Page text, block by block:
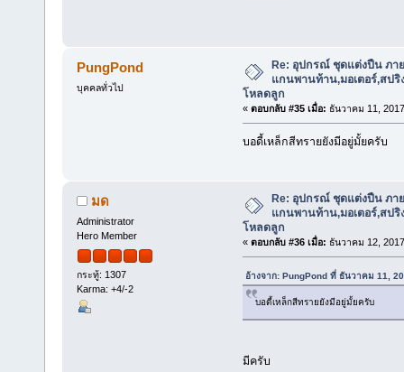
PungPond
บุคคลทั่วไป
Re: อุปกรณ์ ชุดแต่งปืน ภา
แกนพานท้าน,มอเตอร์,สปริ
โหลดลูก
« ตอบกลับ #35 เมื่อ: ธันวาคม 11,
บอดี้เหล็กสีทรายยังมีอยู่มั้ยครับ
มด
Administrator
Hero Member
กระทู้: 1307
Karma: +4/-2
Re: อุปกรณ์ ชุดแต่งปืน ภา
แกนพานท้าน,มอเตอร์,สปริ
โหลดลูก
« ตอบกลับ #36 เมื่อ: ธันวาคม 12,
อ้างจาก: PungPond ที่ ธันวาคม 11,
บอดี้เหล็กสีทรายยังมีอยู่มั้ยครับ
มีครับ